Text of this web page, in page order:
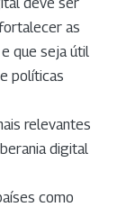
as
que seja útil
políticas
relevantes
digital
como